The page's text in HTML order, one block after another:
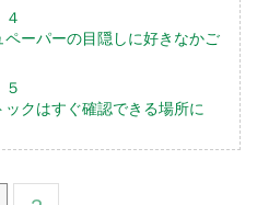
ペーパーの目隠しに好きなかご
ックはすぐ確認できる場所に